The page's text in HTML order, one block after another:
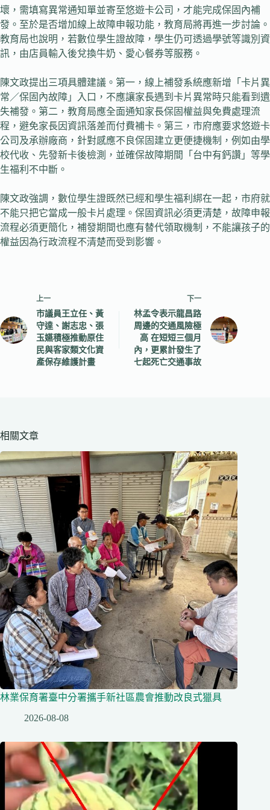
壞，需填寫異常通知單並寄至悠遊卡公司，才能完成保固內補
發。至於是否增加線上故障申報功能，教育局將再進一步討論。
教育局也說明，若數位學生證故障，學生仍可透過學號等識別資
訊，由店員輸入後兌換牛奶、愛心餐券等服務。
陳文政提出三項具體建議。第一，線上補發系統應新增「卡片異
常／保固內故障」入口，不應讓家長遇到卡片異常時只能看到遺
失補發。第二，教育局應全面通知家長保固權益與免費處理流
程，避免家長因資訊落差而付費補卡。第三，市府應要求悠遊卡
公司及承辦廠商，針對感應不良保固建立更便捷機制，例如由學
校代收、先發新卡後檢測，並確保故障期間「台中有鈣讚」等學
生福利不中斷。
陳文政強調，數位學生證既然已經和學生福利綁在一起，市府就
不能只把它當成一般卡片處理。保固資訊必須更清楚，故障申報
流程必須更簡化，補發期間也應有替代領取機制，不能讓孩子的
權益因為行政流程不清楚而受到影響。
上一
市議員王立任、黃
守達、謝志忠、張
玉嬿積極推動原住
民與客家類文化資
產保存維護計畫
下一
林孟令表示龍昌路
周邊的交通風險極
高 在短短三個月
內，更累計發生了
七起死亡交通事故
相關文章
林業保育署臺中分署攜手新社區農會推動改良式獵具
2026-08-08